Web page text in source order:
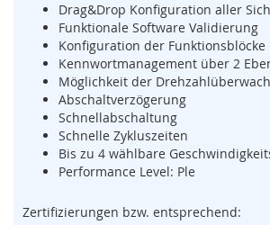
m
L
Drag&Drop Konfiguration aller
Funktionale Software Validierung
Konfiguration der Funktionsblöcke
Kennwortmanagement über 2
Möglichkeit der
Abschaltverzögerung
Schnellabschaltung
Schnelle Zykluszeiten
Bis zu 4 wählbare
Performance Level: Ple
Zertifizierungen bzw. entsprechend: